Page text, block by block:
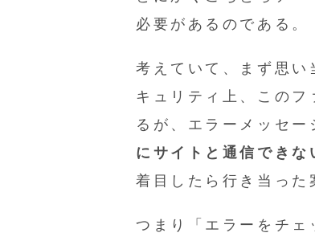
必要があるのである。
考えていて、まず思
キュリティ上、このフ
るが、エラーメッセー
にサイトと通信できな
着目したら行き当った
つまり「エラーをチェ